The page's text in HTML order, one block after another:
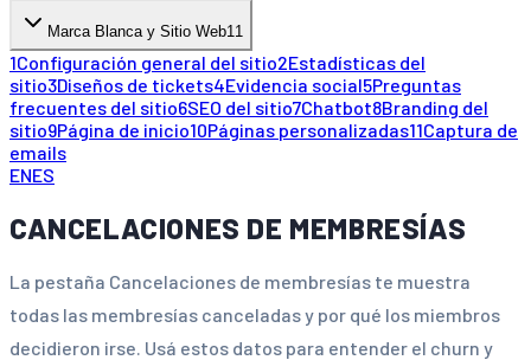
Marca Blanca y Sitio Web11
1Configuración general del sitio2Estadísticas del
sitio3Diseños de tickets4Evidencia social5Preguntas
frecuentes del sitio6SEO del sitio7Chatbot8Branding del
sitio9Página de inicio10Páginas personalizadas11Captura de
emails
ENES
CANCELACIONES DE MEMBRESÍAS
La pestaña Cancelaciones de membresías te muestra
todas las membresías canceladas y por qué los miembros
decidieron irse. Usá estos datos para entender el churn y